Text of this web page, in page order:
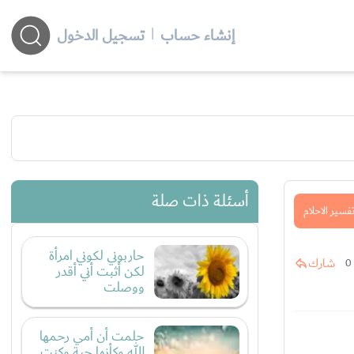
إنشاء حساب | تسجيل الدخول
تفسير الاحلام
0 شارك
أسئلة ذات صلة
حاربوني لكوني امرأة
لكن أثبت أني أقدر
ووصلت
حلمت أن أمي رحمها